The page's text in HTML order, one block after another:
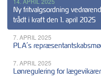
Ny fritvalgsordning
trådt i kraft den 1. april 2025
7. APRIL 2025
PLA´s
7. APRIL 2025
Lønregulering for